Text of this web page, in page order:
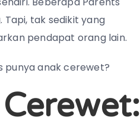
tak sedikit yang
pendapat orang lain.
punya anak cerewet?